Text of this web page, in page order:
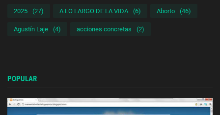
2025 (27) A LO LARGO DE LA VIDA (6) Aborto (46)
Agustín Laje (4) acciones concretas (2)
POPULAR